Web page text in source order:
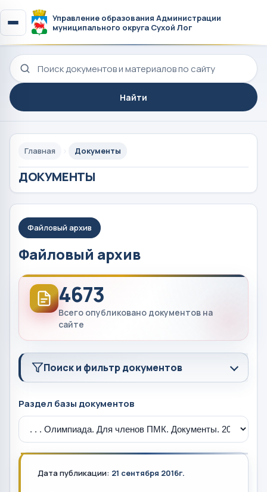
Управление образования Администрации
муниципального округа Сухой Лог
Поиск по сайту
Найти
Главная Документы
ДОКУМЕНТЫ
Файловый архив
Файловый архив
4673
Всего опубликовано документов на
сайте
Поиск и фильтр документов
Раздел базы документов
Дата публикации: 21 сентября 2016г.